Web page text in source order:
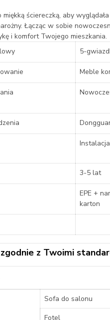
ściereczką, aby wyglądała
Łącząc w sobie
i komfort Twojego mieszkania.
5-
Meble
Instalacja
3-5 lat
EPE +
karton
z Twoimi
Sofa do salonu
Fotel